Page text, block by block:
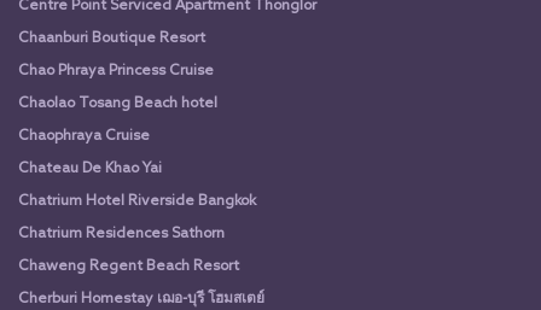
Centre Point Serviced Apartment Thonglor
Chaanburi Boutique Resort
Chao Phraya Princess Cruise
Chaolao Tosang Beach hotel
Chaophraya Cruise
Chateau De Khao Yai
Chatrium Hotel Riverside Bangkok
Chatrium Residences Sathorn
Chaweng Regent Beach Resort
Cherburi Homestay เฌอ-บุรี โฮมสเตย์